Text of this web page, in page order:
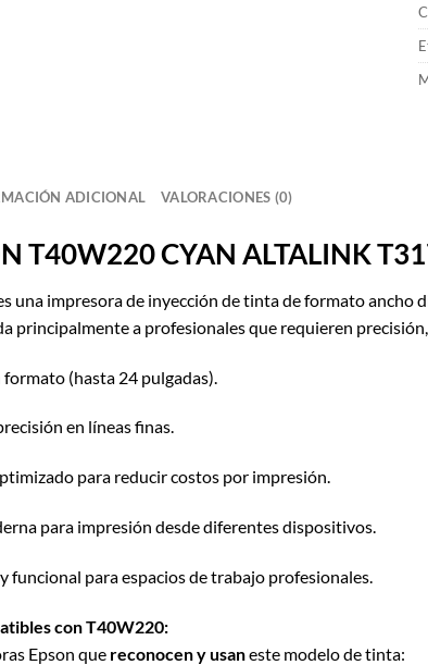
ADICIONAL VALORACIONES (0)
T40W220 CYAN ALTALINK
una impresora de inyección de tinta de formato ancho
principalmente a profesionales que requieren
(hasta 24 pulgadas).
en líneas finas.
para reducir costos por impresión.
para impresión desde diferentes dispositivos.
funcional para espacios de trabajo profesionales.
con T40W220:
Epson que reconocen y usaneste modelo de tinta: